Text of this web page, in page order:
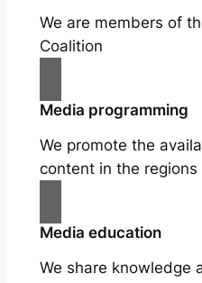
We are members of
Coalition
Media programming
We promote the
content in the regions
Media education
We share knowledge